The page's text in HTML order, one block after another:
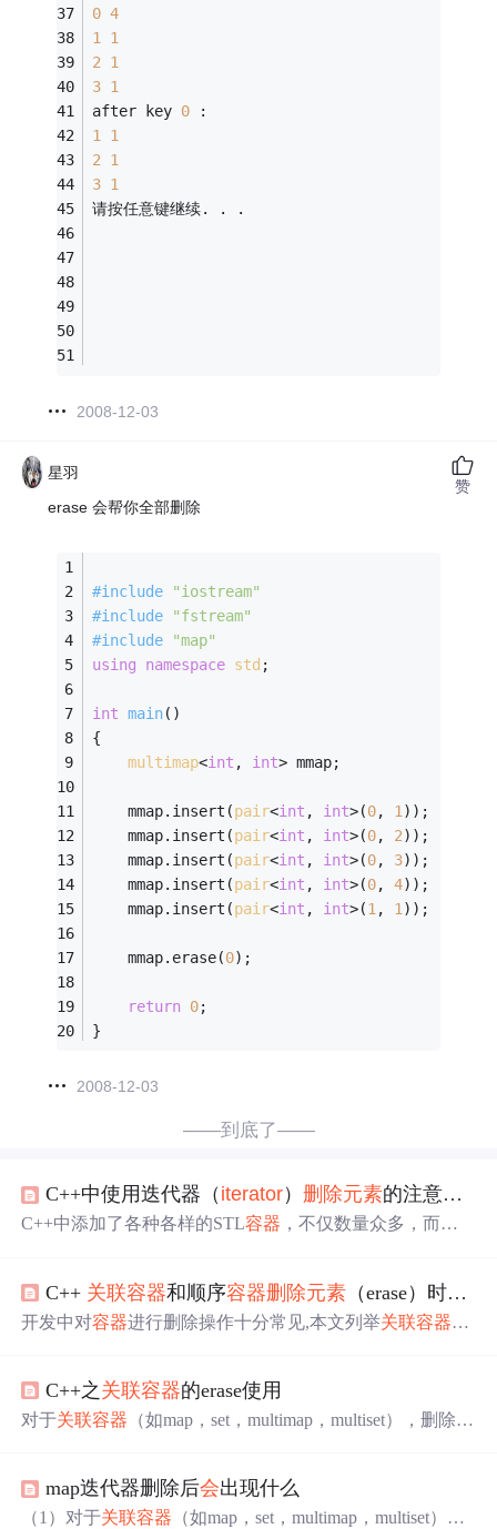
0 4
1 1
2 1
3 1
after key 0 :
1 1
2 1
3 1
请按任意键继续. . .
2008-12-03
星羽
erase 会帮你全部删除
#include
"iostream"
#include
"fstream"
#include
"map"
using
namespace std ;
int main()
{
multimap<int , int> mmap;
    mmap.insert(
pair<int , int>(0, 1 ));
    mmap.insert(
pair<int , int>(0, 2));
    mmap.insert(
pair<int , int>(0, 3));
    mmap.insert(
pair<int , int>(0, 4));
    mmap.insert(
pair<int , int>(1 , 1 ));
    mmap.erase(
0);
return 0;
}
2008-12-03
赞
——到底了——
C++中使用迭代器（ iterator）删除元素的注意事项
C++中添加了各种各样的STL容器 ，不仅数量众多，而且
模板库容器中的部分或全部元素，每个迭代器对象代表容
器中的确定的地址，简单点就是每个“节点”对象的“指
容器中的用法进行总结。关联容器
关键字来保存和访问的，支持高效的关键字查找和访问。
关联 容器 类型如下：关联 容器
C++ 关联容器和顺序容器删除元素 （erase）时的内部细节
开发中对容器进行删除操作十分常见,本文列举关联容器和
e后指向end，也就是迭代器在erase函数中将作为引用参数
传入函数中，此时迭代器将直接指向容器的最末端。 set<i
C++之 关联容器的erase使用
对于关联容器 （如map，set，multimap，multiset），删除当
使用了红黑树来实现，插入，删除一个结点
点造成影响。使用方式如下例子： set<int> valset = { 1,2,3,
map迭代器删除后会出现什么
（1）对于关联容器 （如map，set，multimap，multiset），